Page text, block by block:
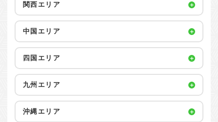
関西エリア
中国エリア
四国エリア
九州エリア
沖縄エリア